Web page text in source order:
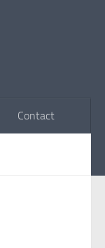
Contact